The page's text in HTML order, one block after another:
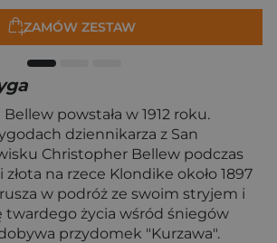
ZAMÓW ZESTAW
powstała w 1912 roku.
dziennikarza z San
Christopher Bellew podczas
na rzece Klondike około 1897
w podróż ze swoim stryjem i
twardego życia wśród śniegów
przydomek "Kurzawa".